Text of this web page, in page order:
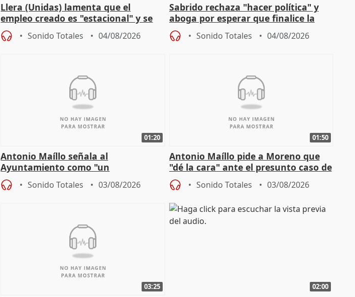
Llera (Unidas) lamenta que el
empleo creado es "estacional" y se
"esfumará" al acabar el verano
Sonido Totales 04/08/2026
Sabrido rechaza "hacer política" y
aboga por esperar que finalice la
investigación del incendio
Sonido Totales 04/08/2026
01:20
Antonio Maíllo señala al
Ayuntamiento como "un
especulador más" sobre viviendas de
Jiménez Becerril
Sonido Totales 03/08/2026
01:50
Antonio Maíllo pide a Moreno que
"dé la cara" ante el presunto caso de
acoso del CEO de ADM
Sonido Totales 03/08/2026
03:25 02:00